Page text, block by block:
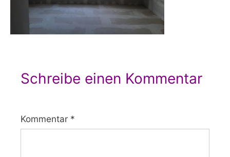
Schreibe einen Kommentar
Kommentar *